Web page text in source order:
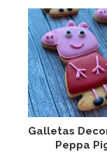
Galletas
Peppa